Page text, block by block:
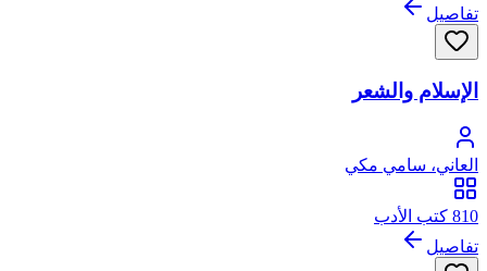
تفاصيل
الإسلام والشعر
العاني، سامي مكي
810 كتب الأدب
تفاصيل